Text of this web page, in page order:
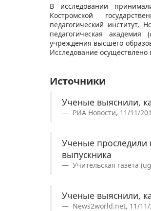
В исследовании
Костромской
педагогический институт,
педагогическая академия
учреждения высшего
Исследование
Источники
Ученые выяснили,
РИА Новости, 11/11/
Ученые
выпускника
Учительская газета
Ученые выяснили,
News2world.net, 11/